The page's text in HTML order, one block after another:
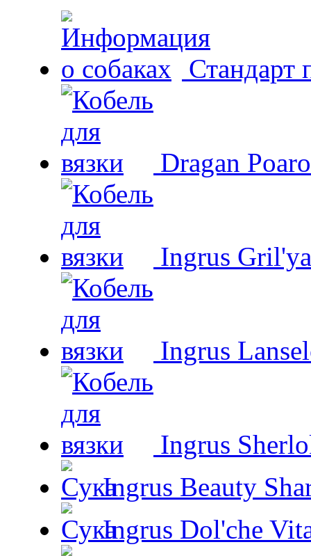
Dragan
Ingrus
Ingrus
Ingrus
Ingrus Beauty
Ingrus Dol'che